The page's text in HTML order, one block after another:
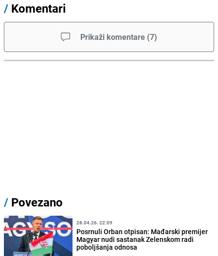
/ Komentari
Prikaži komentare (7)
/ Povezano
28.04.26. 22:09
Posrnuli Orban otpisan: Mađarski premijer
Magyar nudi sastanak Zelenskom radi
poboljšanja odnosa